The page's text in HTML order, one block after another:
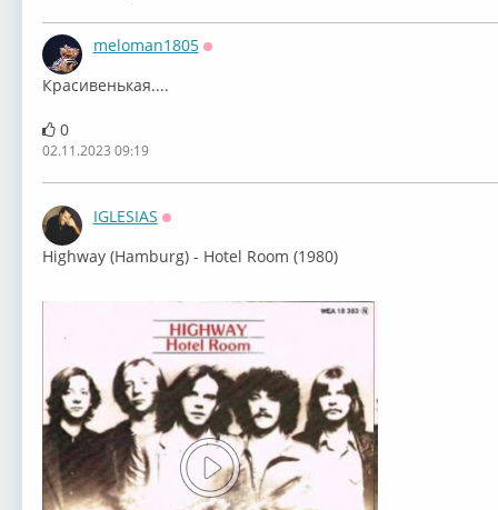
meloman1805
Красивенькая....
0
02.11.2023 09:19
IGLESIAS
⁣Highway (Hamburg) - Hotel Room (1980)